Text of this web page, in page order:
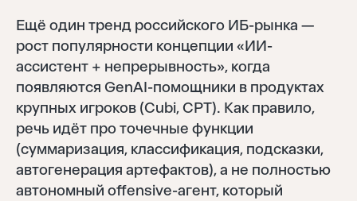
Ещё один тренд российского ИБ-рынка —
рост популярности концепции «ИИ-
ассистент + непрерывность», когда
появляются GenAI-помощники в продуктах
крупных игроков (Cubi, CPT). Как правило,
речь идёт про точечные функции
(суммаризация, классификация, подсказки,
автогенерация артефактов), а не полностью
автономный offensive-агент, который